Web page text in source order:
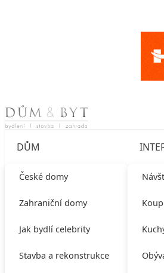
Skip to content
DŮM
České domy
Zahraniční domy
Jak bydlí celebrity
Stavba a rekonstrukce